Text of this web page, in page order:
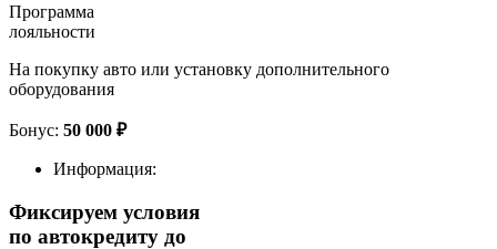
Программа
лояльности
На покупку авто или установку дополнительного
оборудования
Бонус: 50 000 ₽
Информация:
Фиксируем условия
по автокредиту до